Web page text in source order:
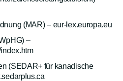
(MAR) – eur-lex.europa.eu
–
(SEDAR+ für kanadische